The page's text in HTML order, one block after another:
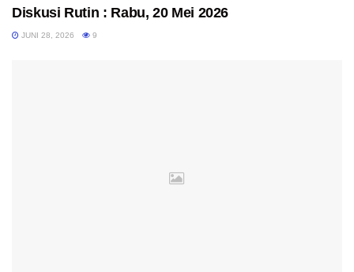
Diskusi Rutin : Rabu, 20 Mei 2026
JUNI 28, 2026 9